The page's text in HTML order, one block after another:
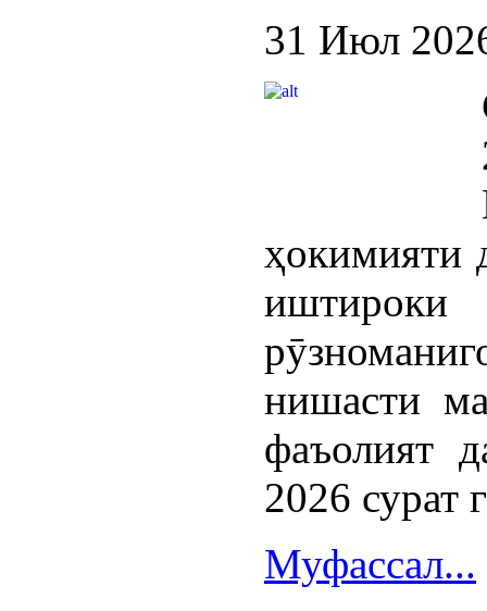
31 Июл
ҳокимияти
нишасти
фаъолият
2026 сурат
Муфассал...